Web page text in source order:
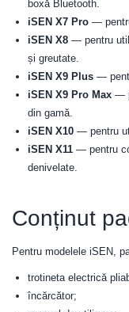
boxă Bluetooth.
iSEN X7 Pro —
iSEN X8 — pentru
și greutate.
iSEN X9 Plus —
iSEN X9 Pro Max —
din gamă.
iSEN X10 — pentru
iSEN X11 — pentru
denivelate.
Conținut
Pentru modelele iSEN,
trotineta electrică
încărcător;